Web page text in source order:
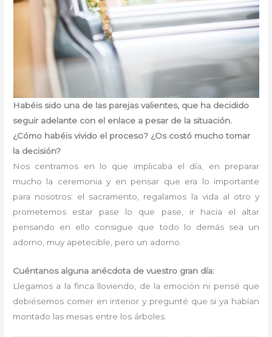
Habéis sido una de las parejas valientes, que ha decidido
seguir adelante con el enlace a pesar de la situación.
¿Cómo habéis vivido el proceso? ¿Os costó mucho tomar
la decisión?
Nos centramos en lo que implicaba el día, en preparar
mucho la ceremonia y en pensar que era lo importante
para nosotros: el sacramento, regalamos la vida al otro y
prometemos estar pase lo que pase, ir hacia el altar
pensando en ello consigue que todo lo demás sea un
adorno, muy apetecible, pero un adorno.
Cuéntanos alguna anécdota de vuestro gran día:
Llegamos a la finca lloviendo, de la emoción ni pensé que
debiésemos comer en interior y pregunté que si ya habían
montado las mesas entre los árboles.